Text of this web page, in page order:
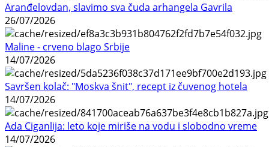
Aranđelovdan, slavimo sva čuda arhangela Gavrila
26/07/2026
Maline - crveno blago Srbije
14/07/2026
Savršen kolač: "Moskva šnit", recept iz čuvenog hotela
14/07/2026
Ada Ciganlija: leto koje miriše na vodu i slobodno vreme
14/07/2026